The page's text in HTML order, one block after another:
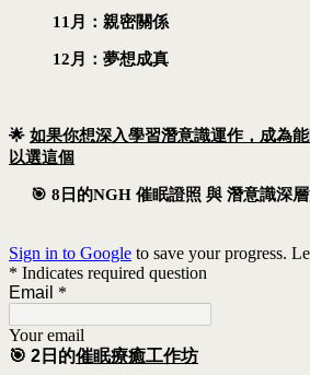
11月 ：親密關係
12月 ： 夢想成真
🌟 如果你想深入學習潛意識運作，成為
以選這個
🎯 8日的NGH 催眠證照 與 潛意識深層
Sign in to Google to save your progress.
* Indicates required question
Email *
Your email
🎯 2日的催眠療癒工作坊